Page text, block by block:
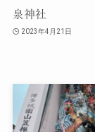
泉神社
2023年4月21日